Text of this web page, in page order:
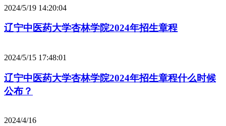
2024/5/19 14:20:04
辽宁中医药大学杏林学院2024年招生章程
2024/5/15 17:48:01
辽宁中医药大学杏林学院2024年招生章程什么时候
公布？
2024/4/16